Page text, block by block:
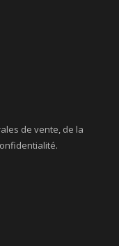
de vente, de la